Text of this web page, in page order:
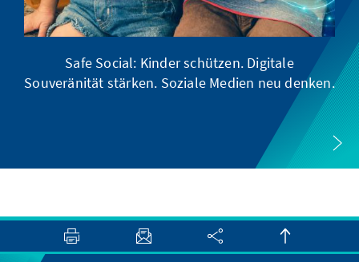
Safe Social: Kinder schützen. Digitale
Souveränität stärken. Soziale Medien neu denken.